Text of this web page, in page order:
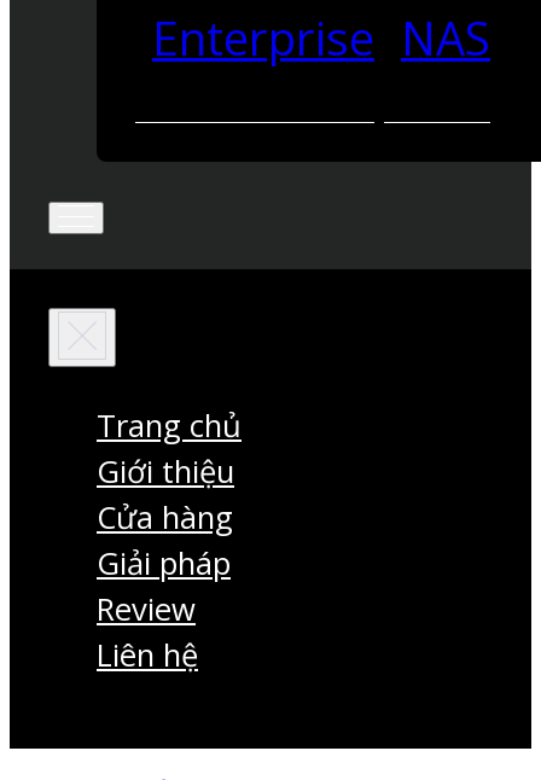
Enterprise NAS
Trang chủ
Giới thiệu
Cửa hàng
Giải pháp
Review
Liên hệ